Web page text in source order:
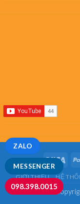
MESSENGER
ZALO
098.398.0015
GIỚI THIỆU HỆ